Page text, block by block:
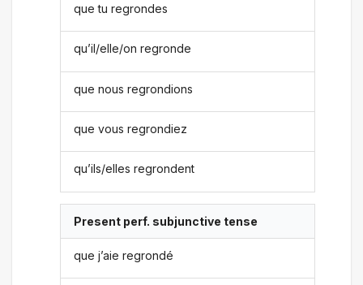
que tu regrondes
qu’il/elle/on regronde
que nous regrondions
que vous regrondiez
qu’ils/elles regrondent
Present perf. subjunctive tense
que j’aie regrondé